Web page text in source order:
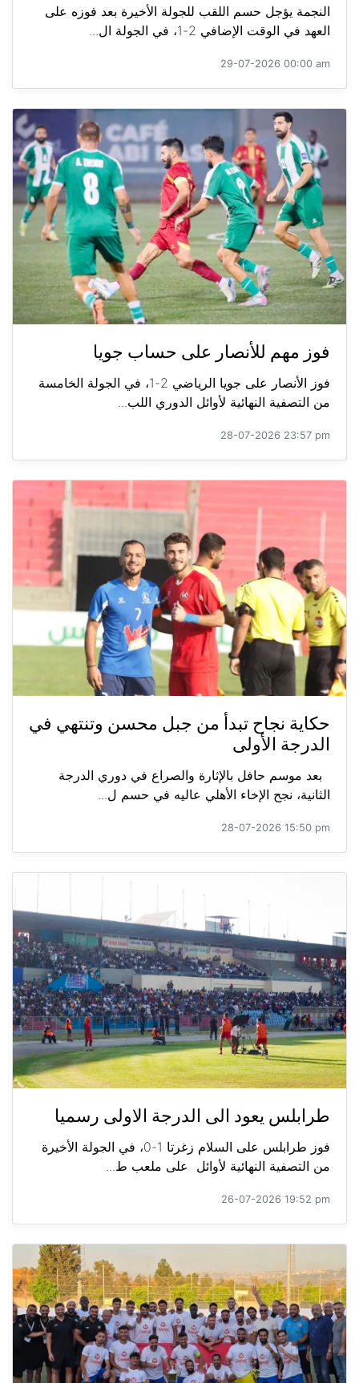
النجمة يؤجل حسم اللقب للجولة الأخيرة بعد فوزه على
العهد في الوقت الإضافي 2-1، في الجولة ال...
29-07-2026 00:00 am
فوز مهم للأنصار على حساب جويا
فوز الأنصار على جويا الرياضي 2-1، في الجولة الخامسة
من التصفية النهائية لأوائل الدوري اللب...
28-07-2026 23:57 pm
حكاية نجاح تبدأ من جبل محسن وتنتهي في
الدرجة الأولى
بعد موسم حافل بالإثارة والصراع في دوري الدرجة
الثانية، نجح الإخاء الأهلي عاليه في حسم ل...
28-07-2026 15:50 pm
طرابلس يعود الى الدرجة الاولى رسميا
فوز طرابلس على السلام زغرتا 1-0، في الجولة الأخيرة
من التصفية النهائية لأوائل على ملعب ط...
26-07-2026 19:52 pm